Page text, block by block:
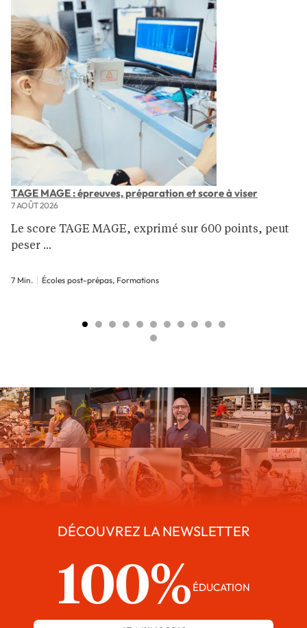
TAGE MAGE : épreuves, préparation et score à viser
7 AOÛT 2026
Le score TAGE MAGE, exprimé sur 600 points, peut
peser ...
7 Min. Écoles post-prépas, Formations
DÉCOUVREZ LA NEWSLETTER
100% ÉDUCATION